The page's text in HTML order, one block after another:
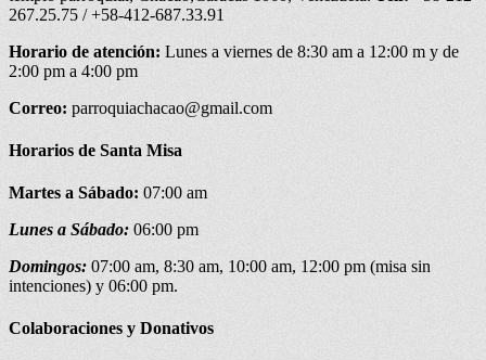
267.25.75 / +58-412-687.33.91
Horario de atención: Lunes a viernes de 8:30 am a 12:00 m y de
2:00 pm a 4:00 pm
Correo: parroquiachacao@gmail.com
Horarios de Santa Misa
Martes a Sábado: 07:00 am
Lunes a Sábado: 06:00 pm
Domingos: 07:00 am, 8:30 am, 10:00 am, 12:00 pm (misa sin
intenciones) y 06:00 pm.
Colaboraciones y Donativos